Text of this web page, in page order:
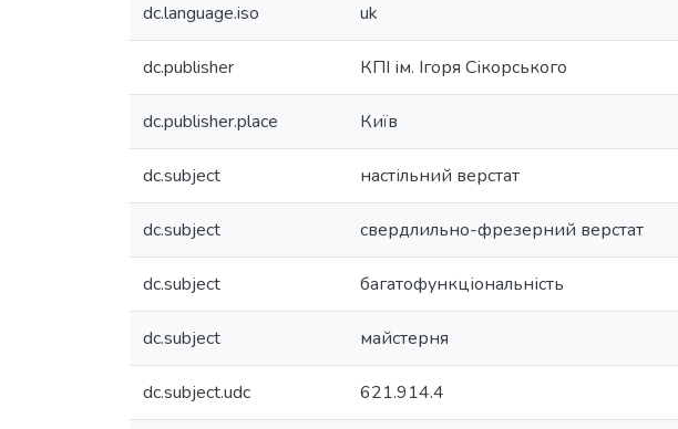
dc.language.iso uk
dc.publisher КПІ ім. Ігоря Сікорського
dc.publisher.place Київ
dc.subject настільний верстат
dc.subject свердлильно-фрезерний верстат
dc.subject багатофункціональність
dc.subject майстерня
dc.subject.udc 621.914.4